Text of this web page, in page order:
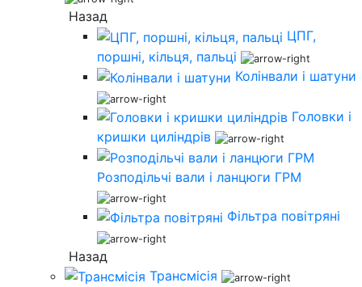
Назад
ЦПГ,
поршні, кільця, пальці
Колінвали і шатуни
Головки і
кришки циліндрів
Розподільчі вали і ланцюги ГРМ
Фільтра повітряні
Назад
Трансмісія